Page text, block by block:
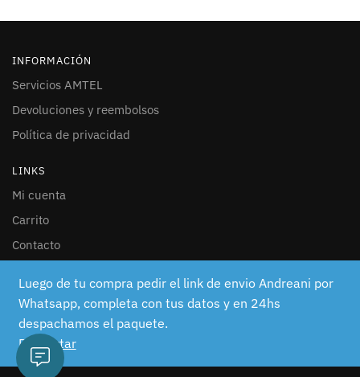
INFORMACIÓN
Servicios AMTEL
Devoluciones y reembolsos
Política de privacidad
LINKS
Mi cuenta
Carrito
Contacto
SEGUINOS
Facebook
Instagram
Luego de tu compra pedir el link de envio Andreani por
Whatsapp, completa con tus datos y en 24hs
despachamos el paquete.
Descartar